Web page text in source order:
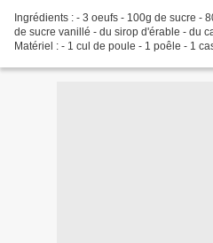
Ingrédients : - 3 oeufs - 100g de sucre -
de sucre vanillé - du sirop d'érable - du
Matériel : - 1 cul de poule - 1 poêle - 1